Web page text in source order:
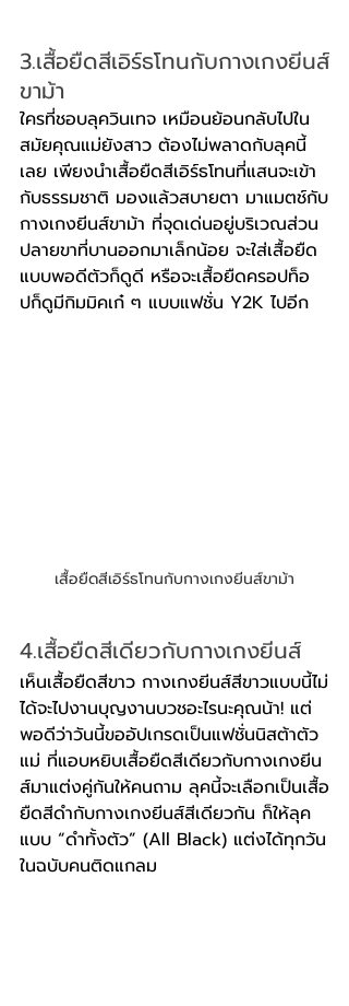
3.เสื้อยืดสีเอิร์ธโทนกับกางเกงยีนส์
ขาม้า
ใครที่ชอบลุควินเทจ เหมือนย้อนกลับไปใน
สมัยคุณแม่ยังสาว ต้องไม่พลาดกับลุคนี้
เลย เพียงนำเสื้อยืดสีเอิร์ธโทนที่แสนจะเข้า
กับธรรมชาติ มองแล้วสบายตา มาแมตช์กับ
กางเกงยีนส์ขาม้า ที่จุดเด่นอยู่บริเวณส่วน
ปลายขาที่บานออกมาเล็กน้อย จะใส่เสื้อยืด
แบบพอดีตัวก็ดูดี หรือจะเสื้อยืดครอปท็อ
ปก็ดูมีกิมมิคเก๋ ๆ แบบแฟชั่น Y2K ไปอีก
เสื้อยืดสีเอิร์ธโทนกับกางเกงยีนส์ขาม้า
4.เสื้อยืดสีเดียวกับกางเกงยีนส์
เห็นเสื้อยืดสีขาว กางเกงยีนส์สีขาวแบบนี้ไม่
ได้จะไปงานบุญงานบวชอะไรนะคุณน้า! แต่
พอดีว่าวันนี้ขออัปเกรดเป็นแฟชั่นนิสต้าตัว
แม่ ที่แอบหยิบเสื้อยืดสีเดียวกับกางเกงยีน
ส์มาแต่งคู่กันให้คนถาม ลุคนี้จะเลือกเป็นเสื้อ
ยืดสีดำกับกางเกงยีนส์สีเดียวกัน ก็ให้ลุค
แบบ “ดำทั้งตัว” (All Black) แต่งได้ทุกวัน
ในฉบับคนติดแกลม